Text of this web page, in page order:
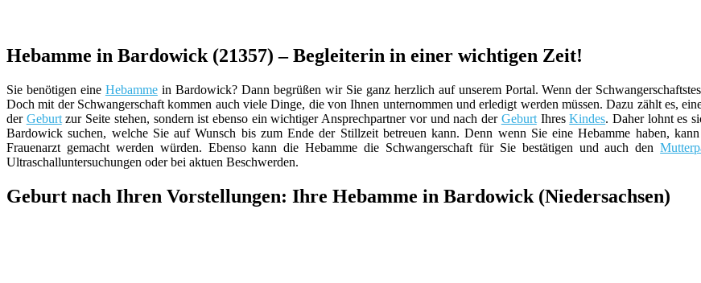
Hebamme in Bardowick (21357) – Begleiterin in einer wichtigen Zeit!
Sie benötigen eine Hebammein Bardowick? Dann begrüßen wir Sie ganz herzlich auf unserem Portal. Wenn der
Doch mit der Schwangerschaft kommen auch viele Dinge, die von Ihnen unternommen und erledigt werden müssen. Dazu zählt es,
der Geburtzur Seite stehen, sondern ist ebenso ein wichtiger Ansprechpartner vor und nach der GeburtIhresKindes. Daher lohnt es
Bardowick suchen, welche Sie auf Wunsch bis zum Ende der Stillzeit betreuen kann. Denn wenn Sie eine Hebamme haben,
Frauenarzt gemacht werden würden. Ebenso kann die Hebamme die Schwangerschaft für Sie bestätigen und auch den
Ultraschalluntersuchungen oder bei aktuen Beschwerden.
Geburt nach Ihren Vorstellungen: Ihre Hebamme in Bardowick (Niedersachsen)